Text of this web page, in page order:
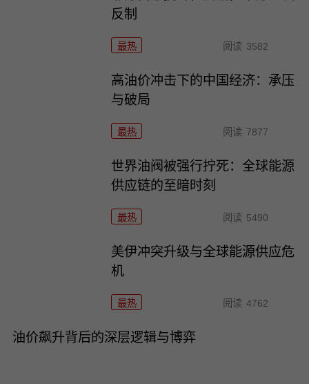
反制
最热 阅读 3582
高油价冲击下的中国经济：承压
与破局
最热 阅读 7877
世界油阀被强行拧死：全球能源
供应链的至暗时刻
最热 阅读 5490
美伊冲突升级与全球能源供应危
机
最热 阅读 4762
油价飙升背后的深层逻辑与博弈